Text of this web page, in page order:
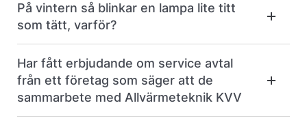
På vintern så blinkar en lampa lite titt
som tätt, varför?
Har fått erbjudande om service avtal
från ett företag som säger att de
sammarbete med Allvärmeteknik KVV